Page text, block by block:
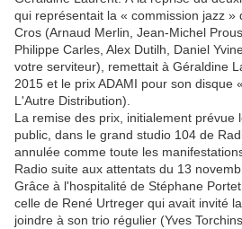
qui représentait la « commission jazz »
Cros (Arnaud Merlin, Jean-Michel
Philippe Carles, Alex Dutilh, Daniel
votre serviteur), remettait à Géraldine
2015 et le prix ADAMI pour son disque
L'Autre Distribution).
La remise des prix, initialement prévue
public, dans le grand studio 104 de
annulée comme toute les
Radio suite aux attentats du 13
Grâce à l'hospitalité de Stéphane
celle de René Urtreger qui avait invité
joindre à son trio régulier (Yves